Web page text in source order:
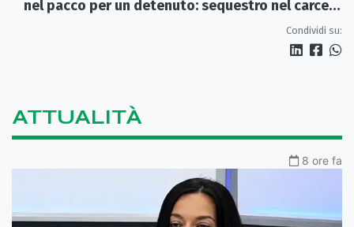
nel pacco per un detenuto: sequestro nel carcere
Condividi su:
ATTUALITÀ
8 ore fa